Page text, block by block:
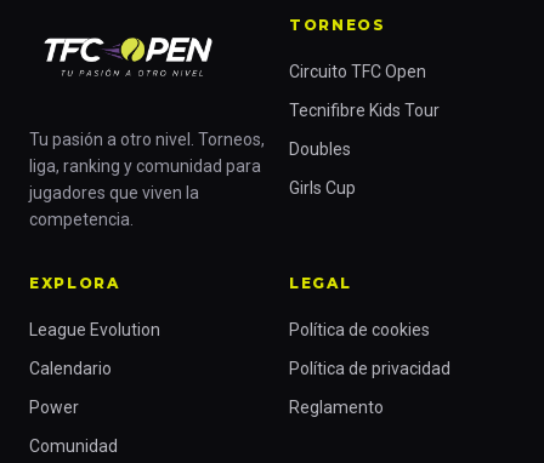
Tu pasión a otro nivel. Torneos,
liga, ranking y comunidad para
jugadores que viven la
competencia.
TORNEOS
Circuito TFC Open
Tecnifibre Kids Tour
Doubles
Girls Cup
EXPLORA
League Evolution
Calendario
Power
Comunidad
LEGAL
Política de cookies
Política de privacidad
Reglamento